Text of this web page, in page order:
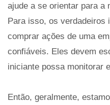
ajude a se orientar para a
Para isso, os verdadeiros
comprar ações de uma
confiáveis. Eles devem
iniciante possa monitorar
Então, geralmente,